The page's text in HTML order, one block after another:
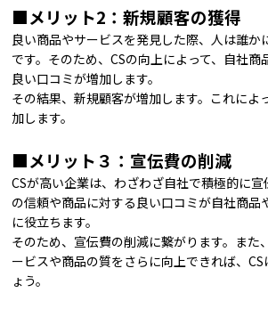
■メリット2：新規顧客の獲得
良い商品やサービスを発見した際、人は誰か
です。そのため、CSの向上によって、自社商
良い口コミが増加します。
その結果、新規顧客が増加します。これによ
加します。
■メリット３：宣伝費の削減
CSが高い企業は、わざわざ自社で積極的に
の信頼や商品に対する良い口コミが自社商品
に役立ちます。
そのため、宣伝費の削減に繋がります。また
ービスや商品の質をさらに向上できれば、
ょう。